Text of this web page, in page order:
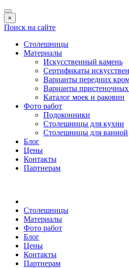
×
Поиск на сайте
Столешницы
Материалы
Искусственный камень
Сертификаты
Варианты передних
Варианты пристеночных
Каталог моек и раковин
Фото работ
Подоконники
Столешницы для кухни
Столешницы для ванной
Блог
Цены
Контакты
Партнерам
Столешницы
Материалы
Фото работ
Блог
Цены
Контакты
Партнерам